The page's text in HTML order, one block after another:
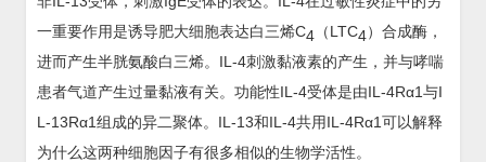
一重要作用是诱导肥大细胞表达白三烯C4 （LTC4）合成酶，
进而产生半胱氨酸白三烯。IL-4刺激黏液素的产生，并与哮喘
患者气道产生过量黏液有关。功能性IL-4受体是由IL-4Rα1与I
L-13Rα1组成的异二聚体。IL-13和IL-4共用IL-4Rα1可以解释
为什么这两种细胞因子有很多相似的生物学活性。